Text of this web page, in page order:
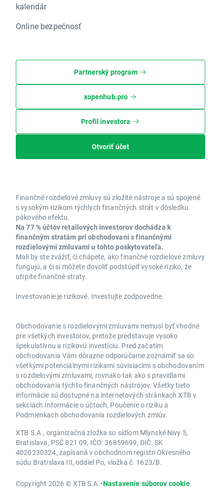
kalendár
Online bezpečnosť
Partnerský program
xopenhub.pro
Profil investora
Otvoriť účet
Finančné rozdielové zmluvy sú zložité nástroje a sú spojené
s vysokým rizikom rýchlych finančných strát v dôsledku
pákového efektu.
Na 77 % účtov retailových investorov dochádza k
finančným stratám pri obchodovaní s finančnými
rozdielovými zmluvami u tohto poskytovateľa.
Mali by ste zvážiť, či chápete, ako finančné rozdielové zmluvy
fungujú, a či si môžete dovoliť podstúpiť vysoké riziko, že
utrpíte finančné straty.
Investovanie je rizikové. Investujte zodpovedne.
Obchodovanie s rozdielovými zmluvami nemusí byť vhodné
pre všetkých investorov, pretože predstavuje vysoko
špekulatívnu a rizikovú investíciu. Pred začatím
obchodovania Vám dôrazne odporúčame zoznámiť sa so
všetkými potenciálnymi rizikami súvisiacimi s obchodovaním
s rozdielovými zmluvami, rovnako tak ako s pravidlami
obchodovania týchto finančných nástrojov. Všetky tieto
informácie sú dostupné na internetových stránkach XTB v
sekciách Informácie o účtoch, Poučenie o riziku a
Podmienkach obchodovania rozdielových zmlúv.
XTB S.A., organizačná zložka so sídlom Mlynské Nivy 5,
Bratislava, PSČ 821 09, IČO: 36859699, DIČ: SK
4020230324, zapísaná v obchodnom registri Okresného
súdu Bratislava III, oddiel Po, vložka č. 1623/B.
Copyright 2026 © XTB S.A.•Nastavenie súborov cookie